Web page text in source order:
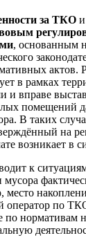
за ТКО
, основанным
актов.
в рамках
и вправе
помещений
В таких
на
возникает в
к
место
оператор по
по нормативам